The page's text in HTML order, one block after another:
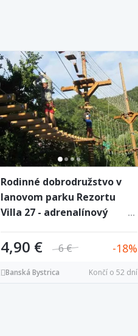
Rodinné dobrodružstvo v
lanovom parku Rezortu
Villa 27 - adrenalínový
dospelých
4,90 € 6 € 18
Banská Bystrica Končí o 52 dní